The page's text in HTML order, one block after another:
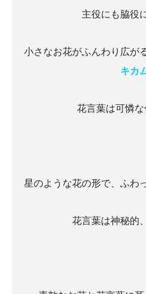
主役にも脇役
小さなお花がふんわり広が
キカ
花言葉は可憐
星のような花の形で、ふわ
花言葉は神秘的